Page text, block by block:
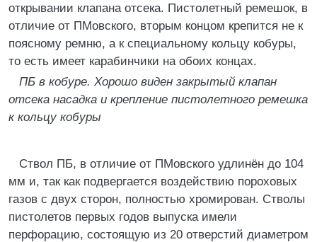
открывании клапана отсека. Пистолетный ремешок, в
отличие от ПМовского, вторым концом крепится не к
поясному ремню, а к специальному кольцу кобуры,
то есть имеет карабинчики на обоих концах.
ПБ в кобуре. Хорошо виден закрытый клапан
отсека насадка и крепление пистолетного ремешка
к кольцу кобуры
Ствол ПБ, в отличие от ПМовского удлинён до 104
мм и, так как подвергается воздействию пороховых
газов с двух сторон, полностью хромирован. Стволы
пистолетов первых годов выпуска имели
перфорацию, состоящую из 20 отверстий диаметром